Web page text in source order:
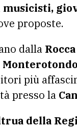
proposte.
dalla
più
presso la
della